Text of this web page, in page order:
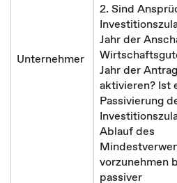
Unternehmer
2. Sind
Jahr der
Jahr der
aktivieren? Ist
Passivierung
Ablauf des
vorzunehmen
passiver